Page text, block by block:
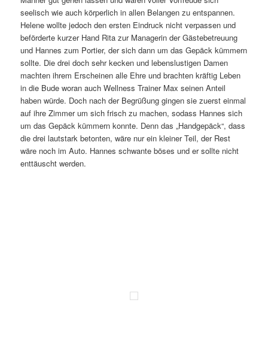
seelisch wie auch körperlich in allen Belangen zu entspannen.
Helene wollte jedoch den ersten Eindruck nicht verpassen und
beförderte kurzer Hand Rita zur Managerin der Gästebetreuung
und Hannes zum Portier, der sich dann um das Gepäck kümmern
sollte. Die drei doch sehr kecken und lebenslustigen Damen
machten ihrem Erscheinen alle Ehre und brachten kräftig Leben
in die Bude woran auch Wellness Trainer Max seinen Anteil
haben würde. Doch nach der Begrüßung gingen sie zuerst einmal
auf ihre Zimmer um sich frisch zu machen, sodass Hannes sich
um das Gepäck kümmern konnte. Denn das „Handgepäck“, dass
die drei lautstark betonten, wäre nur ein kleiner Teil, der Rest
wäre noch im Auto. Hannes schwante böses und er sollte nicht
enttäuscht werden.